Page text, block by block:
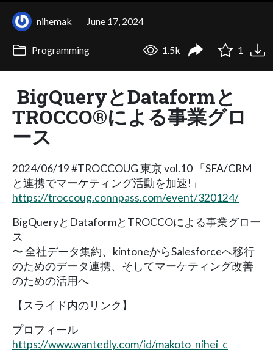
nihemak June 17, 2024
Programming 1.5k 1
BigQueryとDataformと
TROCCO®による事業グロ
ース
2024/06/19 #TROCCOUG 東京 vol.10 「SFA/CRM
と連携でマーケティング活動を加速!」
https://troccoug.connpass.com/event/320124/
BigQueryとDataformとTROCCOによる事業グロー
ス
〜 全社データ集約、kintoneからSalesforceへ移行
のためのデータ連携、そしてマーケティング改善
のための活用へ
【スライド内のリンク】
プロフィール
https://www.wantedly.com/id/makoto_nihei_c